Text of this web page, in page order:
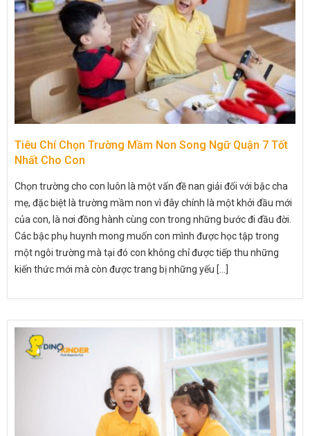
Tiêu Chí Chọn Trường Mầm Non Song Ngữ Quận 7 Tốt
Nhất Cho Con
Chọn trường cho con luôn là một vấn đề nan giải đối với bậc cha
mẹ, đặc biệt là trường mầm non vì đây chính là một khởi đầu mới
của con, là nơi đồng hành cùng con trong những bước đi đầu đời.
Các bậc phụ huynh mong muốn con mình được học tập trong
một ngôi trường mà tại đó con không chỉ được tiếp thu những
kiến thức mới mà còn được trang bị những yếu [...]